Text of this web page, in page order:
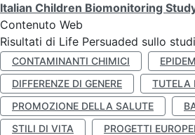
Italian Children Biomonitoring
Contenuto Web
Risultati di Life Persuaded sullo
CONTAMINANTI CHIMICI
DIFFERENZE DI GENERE
TUTELA
PROMOZIONE DELLA SALUTE
STILI DI VITA
PROGETTI EUROPEI